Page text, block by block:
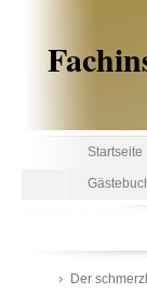
Startseite
Der